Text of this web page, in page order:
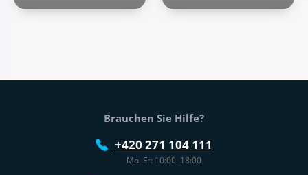
Fußtext der Website
Brauchen Sie Hilfe?
+420 271 104 111
Mo–Fr: 10:00–18:00